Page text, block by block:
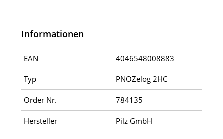
Informationen
EAN 4046548008883
Typ PNOZelog 2HC
Order Nr. 784135
Hersteller Pilz GmbH